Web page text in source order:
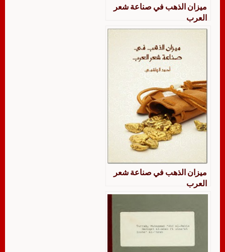
ميزان الذهب في صناعة شعر
العرب
ميزان الذهب في صناعة شعر
العرب